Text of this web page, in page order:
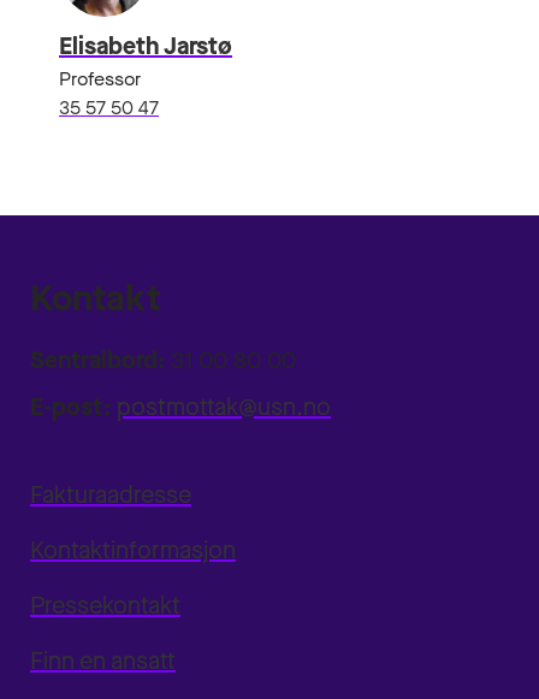
Elisabeth Jarstø
Professor
35 57 50 47
Kontakt
Sentralbord: 31 00 80 00
E-post: postmottak@usn.no
Fakturaadresse
Kontaktinformasjon
Pressekontakt
Finn en ansatt